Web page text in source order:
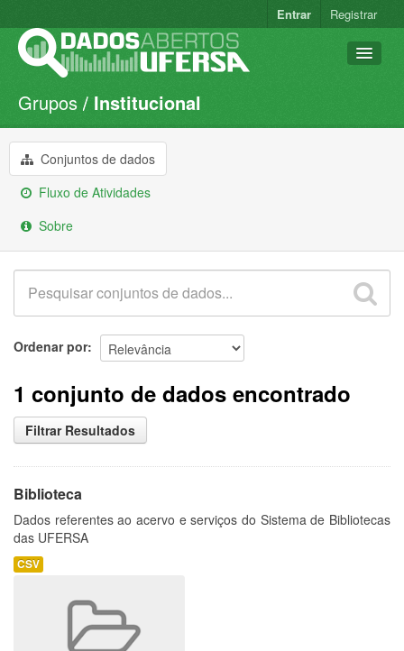
Entrar Registrar
Conjuntos de dados
Organizações
Grupos
Sobre
Grupos Institucional
Conjuntos de dados
Fluxo de Atividades
Sobre
Ordenar por
1 conjunto de dados encontrado
Filtrar Resultados
Biblioteca
Dados referentes ao acervo e serviços do Sistema de Bibliotecas
das UFERSA
CSV